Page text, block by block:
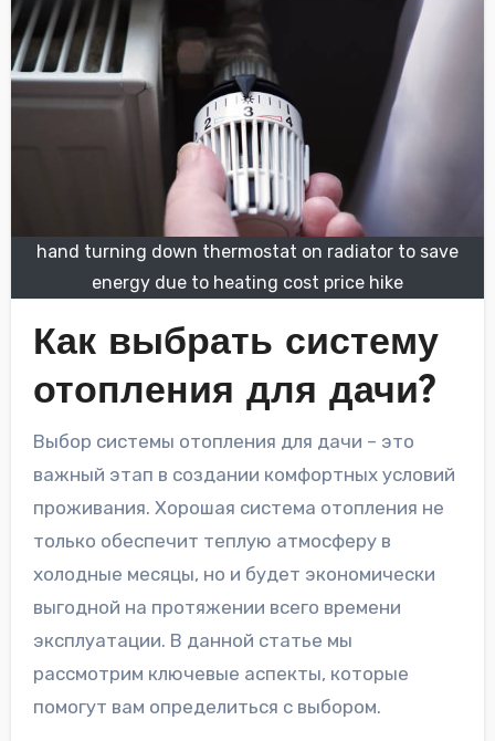
hand turning down thermostat on radiator to save
energy due to heating cost price hike
Как выбрать систему
отопления для дачи?
Выбор системы отопления для дачи – это
важный этап в создании комфортных условий
проживания. Хорошая система отопления не
только обеспечит теплую атмосферу в
холодные месяцы, но и будет экономически
выгодной на протяжении всего времени
эксплуатации. В данной статье мы
рассмотрим ключевые аспекты, которые
помогут вам определиться с выбором.